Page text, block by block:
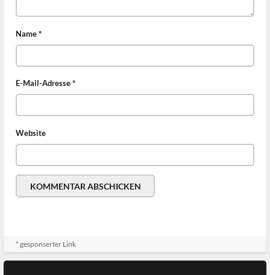
Name*
E-Mail-Adresse*
Website
* gesponserter Link